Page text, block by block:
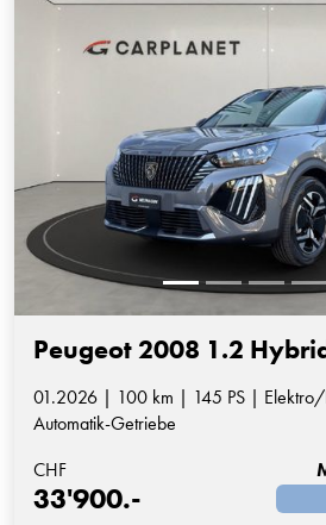
Peugeot 2008 1.2
01.2026 | 100 km | 145 PS |
Automatik-Getriebe
CHF
33'900.-